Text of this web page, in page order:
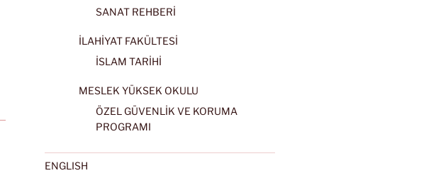
SANAT REHBERİ
İLAHİYAT FAKÜLTESİ
İSLAM TARİHİ
MESLEK YÜKSEK OKULU
ÖZEL GÜVENLİK VE KORUMA
PROGRAMI
ENGLISH